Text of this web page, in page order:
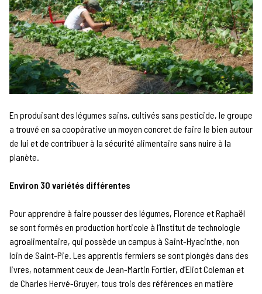
En produisant des légumes sains, cultivés sans pesticide, le groupe
a trouvé en sa coopérative un moyen concret de faire le bien autour
de lui et de contribuer à la sécurité alimentaire sans nuire à la
planète.
Environ 30 variétés différentes
Pour apprendre à faire pousser des légumes, Florence et Raphaël
se sont formés en production horticole à l’Institut de technologie
agroalimentaire, qui possède un campus à Saint-Hyacinthe, non
loin de Saint-Pie. Les apprentis fermiers se sont plongés dans des
livres, notamment ceux de Jean-Martin Fortier, d’Eliot Coleman et
de Charles Hervé-Gruyer, tous trois des références en matière